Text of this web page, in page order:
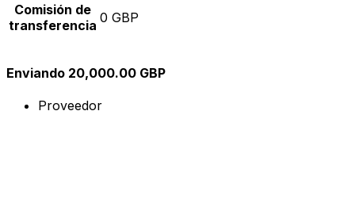
Comisión de
transferencia 0 GBP
Enviando 20,000.00 GBP
Proveedor